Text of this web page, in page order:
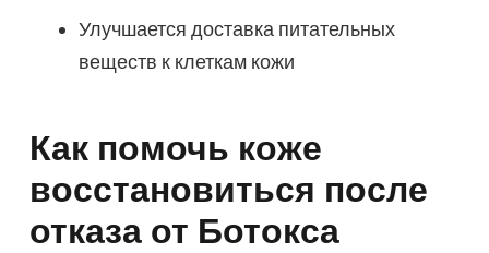
Улучшается доставка питательных
веществ к клеткам кожи
Как помочь коже
восстановиться после
отказа от Ботокса